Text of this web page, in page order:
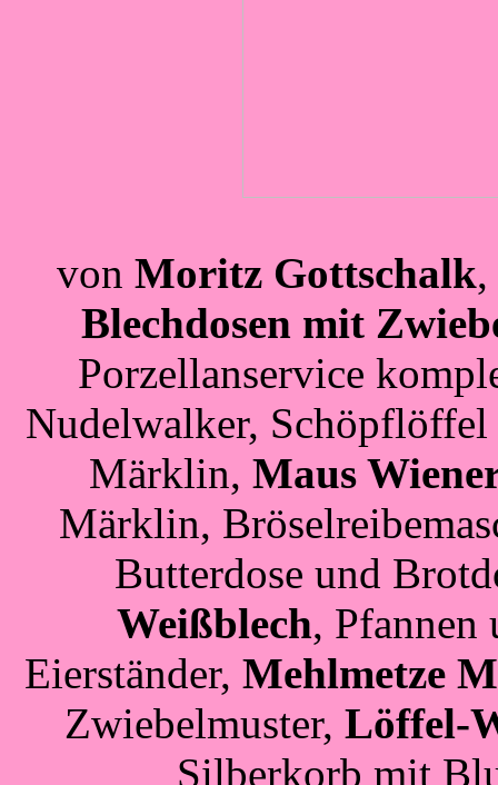
von Moritz Gottschalk,
Blechdosen mit
Porzellanservice
Nudelwalker,
Märklin, Maus
Märklin,
Butterdose und
Weißblech, Pfannen
Eierständer, Mehlmetze
Zwiebelmuster, Löffel-
Silberkorb mit